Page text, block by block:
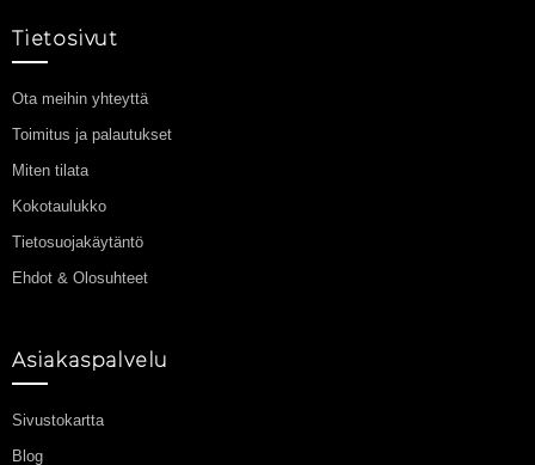
Tietosivut
Ota meihin yhteyttä
Toimitus ja palautukset
Miten tilata
Kokotaulukko
Tietosuojakäytäntö
Ehdot & Olosuhteet
Asiakaspalvelu
Sivustokartta
Blog